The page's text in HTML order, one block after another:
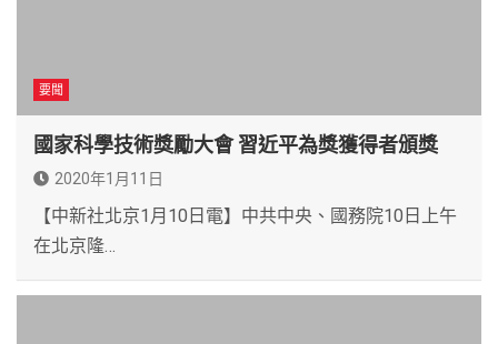
要聞
國家科學技術獎勵大會 習近平為獎獲得者頒獎
2020年1月11日
【中新社北京1月10日電】中共中央、國務院10日上午
在北京隆…